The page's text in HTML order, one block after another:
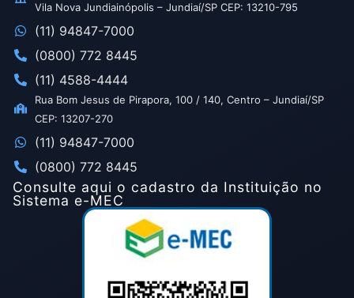
Vila Nova Jundiainópolis – Jundiaí/SP CEP: 13210-795
(11) 94847-7000
(0800) 772 8445
(11) 4588-4444
Rua Bom Jesus de Pirapora, 100 / 140, Centro – Jundiaí/SP
CEP: 13207-270
(11) 94847-7000
(0800) 772 8445
Consulte aqui o cadastro da Instituição no
Sistema e-MEC